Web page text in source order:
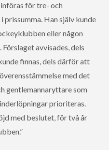
för tre- och
Han själv kunde
eller någon
avvisades, dels
finnas, dels därför att
med det
gentlemannaryttare som
prioriteras.
med beslutet, för två år